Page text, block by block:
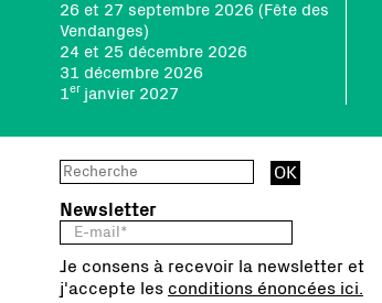
26 et 27 septembre 2026 (Fête des
Vendanges)
24 et 25 décembre 2026
31 décembre 2026
1er janvier 2027
Newsletter
Je consens à recevoir la newsletter et
j'accepte les conditions énoncées ici.